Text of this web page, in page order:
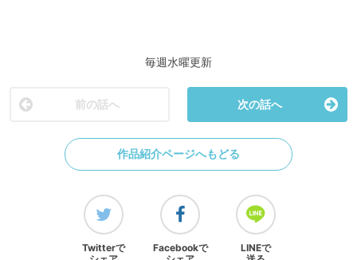
毎週水曜更新
前の話へ 次の話へ
作品紹介ページへもどる
Twitterで
Facebookで
LINEで